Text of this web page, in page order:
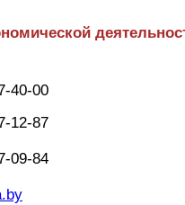
40-00
12-87
09-84